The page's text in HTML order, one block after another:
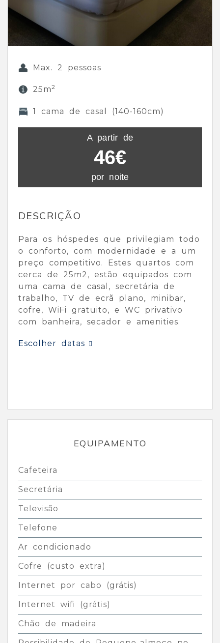
Max. 2 pessoas
25m2
1 cama de casal (140-160cm)
A partir de
46€
por noite
DESCRIÇÃO
Para os hóspedes que privilegiam todo
o conforto, com modernidade e a um
preço competitivo. Estes quartos com
cerca de 25m2, estão equipados com
uma cama de casal, secretária de
trabalho, TV de ecrã plano, minibar,
cofre, WiFi gratuito, e WC privativo
com banheira, secador e amenities.
Escolher datas
EQUIPAMENTO
Cafeteira
Secretária
Televisão
Telefone
Ar condicionado
Cofre (custo extra)
Internet por cabo (grátis)
Internet wifi (grátis)
Chão de madeira